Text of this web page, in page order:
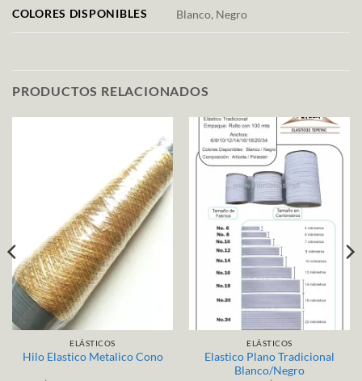
COLORES DISPONIBLES Blanco, Negro
PRODUCTOS RELACIONADOS
ELÁSTICOS
Hilo Elastico Metalico Cono
ELÁSTICOS
Elastico Plano Tradicional
Blanco/Negro